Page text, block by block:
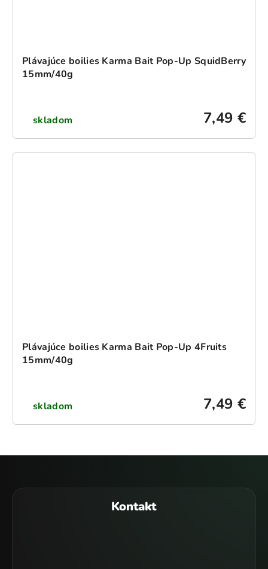
Plávajúce boilies Karma Bait Pop-Up SquidBerry
15mm/40g
skladom 7,49 €
Plávajúce boilies Karma Bait Pop-Up 4Fruits
15mm/40g
skladom 7,49 €
Kontakt